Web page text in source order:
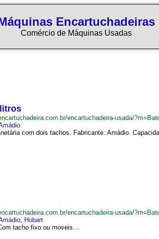
Encartuchadeiras
Comércio de Máquinas Usadas
encartuchadeira-usada/
com dois tachos. Fabricante: Amádio.
encartuchadeira-usada/
, Hobart
tacho fixo ou moveis....